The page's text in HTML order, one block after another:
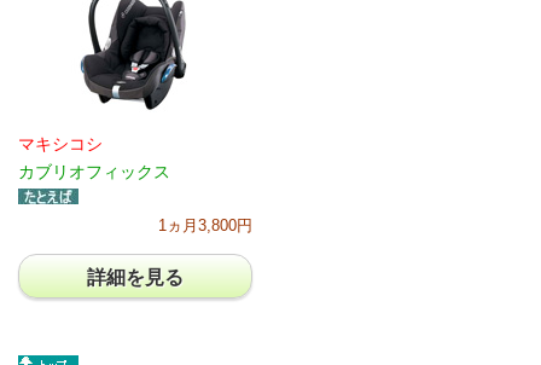
マキシコシ
カブリオフィックス
1ヵ月3,800円
詳細を見る